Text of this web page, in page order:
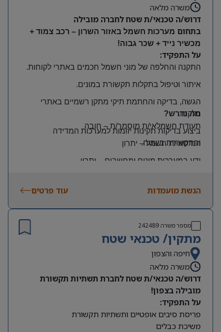
משרה מלאה
דרוש/ה טכנאי/ת שטח לחברה מובילה
בתחום מערכות חשמל באזור השרון – רכב צמוד +
מכשיר נייד + שכר גבוה!
על התפקיד:
התקנה והחלפה של מוני חשמל חכמים באתרי לקוחות.
איתור וטיפול בתקלות תקשורת במונים.
הגשה, בדיקה והחתמת תיקי מתקן רשמיים באתרי
הלקוח.
ביצוע בדיקות תקינות יזומות למערכות המדידה
והתקשורת בשטח.
מה נדרש?
תעודת חשמלאי/ת מוסמך/ת – חובה
הנדסאי/ת חשמל– יתרון
ידע במערכות מונים ומחשבים יתרון
היקף משרה:
משרה מלאה | ימים: א’-ה’ | שעות: 8:00–17:00
תנאים:
רכב צמוד וטלפון סלולרי
שכר גבוה
מיקום: קדימה צורן
הגשת מועמדות עוד פרטים
מספר משרה242489
מתקין/ טכנאי שטח
חיפה והצפון
משרה מלאה
דרוש/ה טכנאי/ת שטח לחברת תשתיות תקשורת
מובילה בצפון!
על התפקיד:
פריסת סיבים אופטיים ותשתיות תקשורת
משיכת כבלים